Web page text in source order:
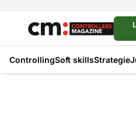
ControllingSoft skillsStrategie